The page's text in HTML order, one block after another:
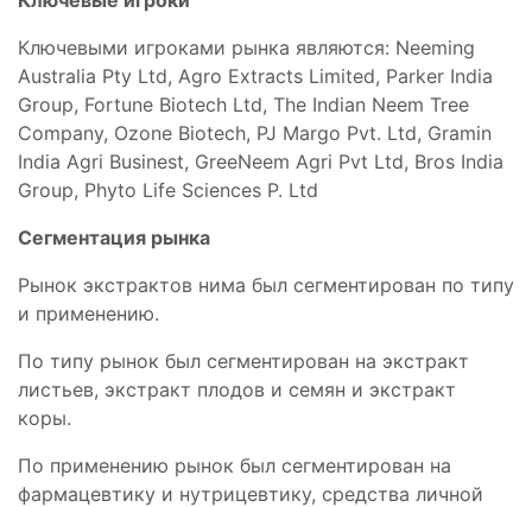
Ключевыми игроками рынка являются: Neeming
Australia Pty Ltd, Agro Extracts Limited, Parker India
Group, Fortune Biotech Ltd, The Indian Neem Tree
Company, Ozone Biotech, PJ Margo Pvt. Ltd, Gramin
India Agri Businest, GreeNeem Agri Pvt Ltd, Bros India
Group, Phyto Life Sciences P. Ltd
Сегментация рынка
Рынок экстрактов нима был сегментирован по типу
и применению.
По типу рынок был сегментирован на экстракт
листьев, экстракт плодов и семян и экстракт
коры.
По применению рынок был сегментирован на
фармацевтику и нутрицевтику, средства личной